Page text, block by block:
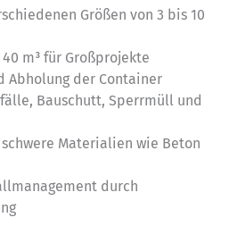
Größen von 3 bis 10
m³ für Großprojekte
Abholung der Container
Bauschutt, Sperrmüll und
Materialien wie Beton
durch